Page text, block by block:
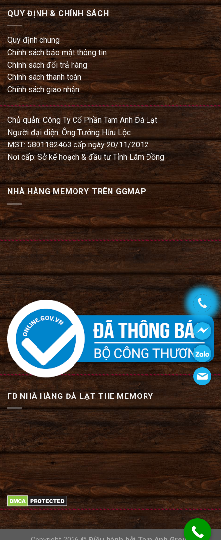
QUY ĐỊNH & CHÍNH SÁCH
Quy định chung
Chính sách bảo mật thông tin
Chính sách đổi trả hàng
Chính sách thanh toán
Chính sách giao nhận
Chủ quản: Công Ty Cổ Phần Tam Anh Đà Lạt
Người đại diện: Ông Tưởng Hữu Lộc
MST: 5801182463 cấp ngày 20/11/2012
Nơi cấp: Sở kế hoạch & đầu tư Tỉnh Lâm Đồng
NHÀ HÀNG MEMORY TRÊN GGMAP
FB NHÀ HÀNG ĐÀ LẠT THE MEMORY